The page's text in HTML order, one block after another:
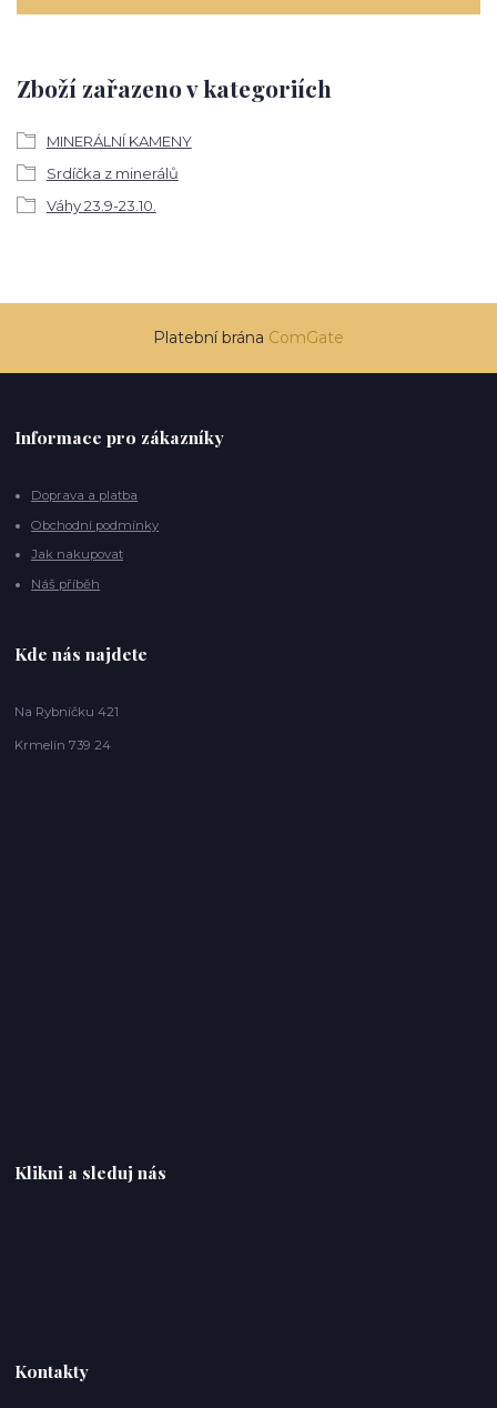
Zboží zařazeno v kategoriích
MINERÁLNÍ KAMENY
Srdíčka z minerálů
Váhy 23.9-23.10.
Platební brána ComGate
Informace pro zákazníky
Doprava a platba
Obchodní podmínky
Jak nakupovat
Náš příběh
Kde nás najdete
Na Rybníčku 421
Krmelín 739 24
Klikni a sleduj nás
Kontakty